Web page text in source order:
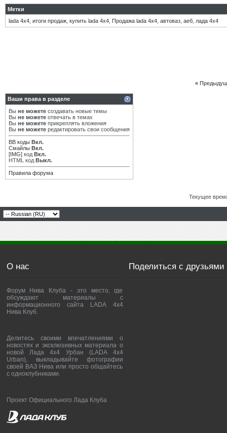
Метки
lada 4x4 итоги продаж купить lada 4x4 Продажа lada 4x4 автоваз аеб лада 4х4
«
Ваши права в разделе
Вы не можете создавать новые темы
Вы не можете отвечать в темах
Вы не можете прикреплять вложения
Вы не можете редактировать свои сообщения
BB коды Вкл.
Смайлы Вкл.
[IMG] код Вкл.
HTML код Выкл.
Правила форума
Текущее
О нас
Форум Нива Клуба - это место, где
обсуждают материалы с
информационного сайта LADA 4x4
Нива Клуб.
Делитесь своими впечатлениями о
новостях и эксклюзивных материала о
новой Лада 4х4 Урбан (LADA 4x4
Urban), выкладывайте фотографии
своей ВАЗ Нива или просто общайтесь
с одноклубниками.
Проект Официального Лада Клуба
Поделиться с друзьями